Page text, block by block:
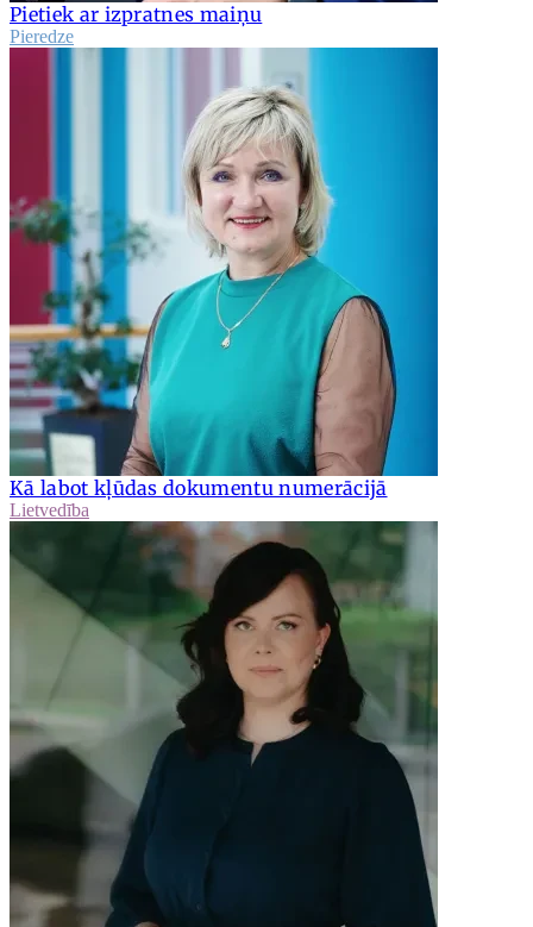
Pietiek ar izpratnes maiņu
Pieredze
Kā labot kļūdas dokumentu numerācijā
Lietvedība